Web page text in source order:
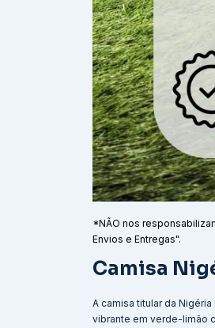
*NÃO nos
Envios e Entregas".
Camisa
A camisa titular da
vibrante em verde-limão